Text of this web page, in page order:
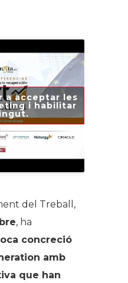
a acceptar les
i habilitar
del Treball,
, ha
concreció
amb
que han